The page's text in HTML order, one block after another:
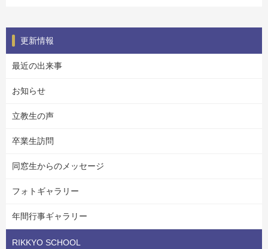
更新情報
最近の出来事
お知らせ
立教生の声
卒業生訪問
同窓生からのメッセージ
フォトギャラリー
年間行事ギャラリー
RIKKYO SCHOOL